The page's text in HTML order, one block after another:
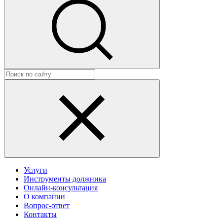
Услуги
Инструменты должника
Онлайн-консультация
О компании
Вопрос-ответ
Контакты